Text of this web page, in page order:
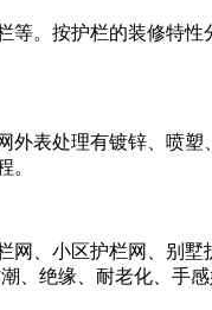
。按护栏的装修特
表处理有镀锌、喷
。
、小区护栏网、别
、绝缘、耐老化、手